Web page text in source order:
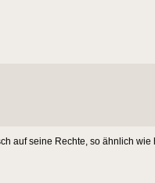
auf seine Rechte, so ähnlich wie